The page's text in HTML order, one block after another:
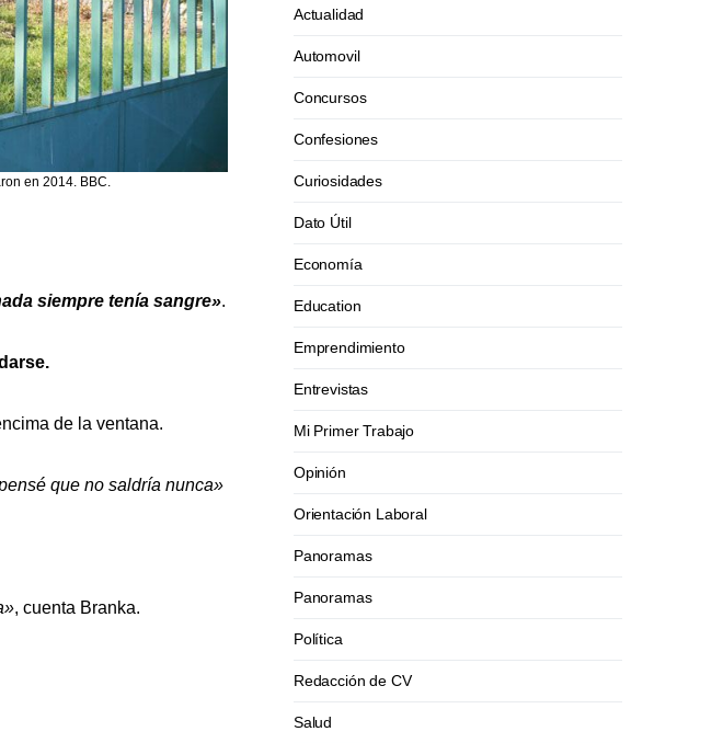
en 2014. BBC.
siempre tenía sangre».
de la ventana.
que no saldría nunca»
, cuenta Branka.
Actualidad
Automovil
Concursos
Confesiones
Curiosidades
Dato Útil
Economía
Education
Emprendimiento
Entrevistas
Mi Primer Trabajo
Opinión
Orientación Laboral
Panoramas
Panoramas
Política
Redacción de CV
Salud